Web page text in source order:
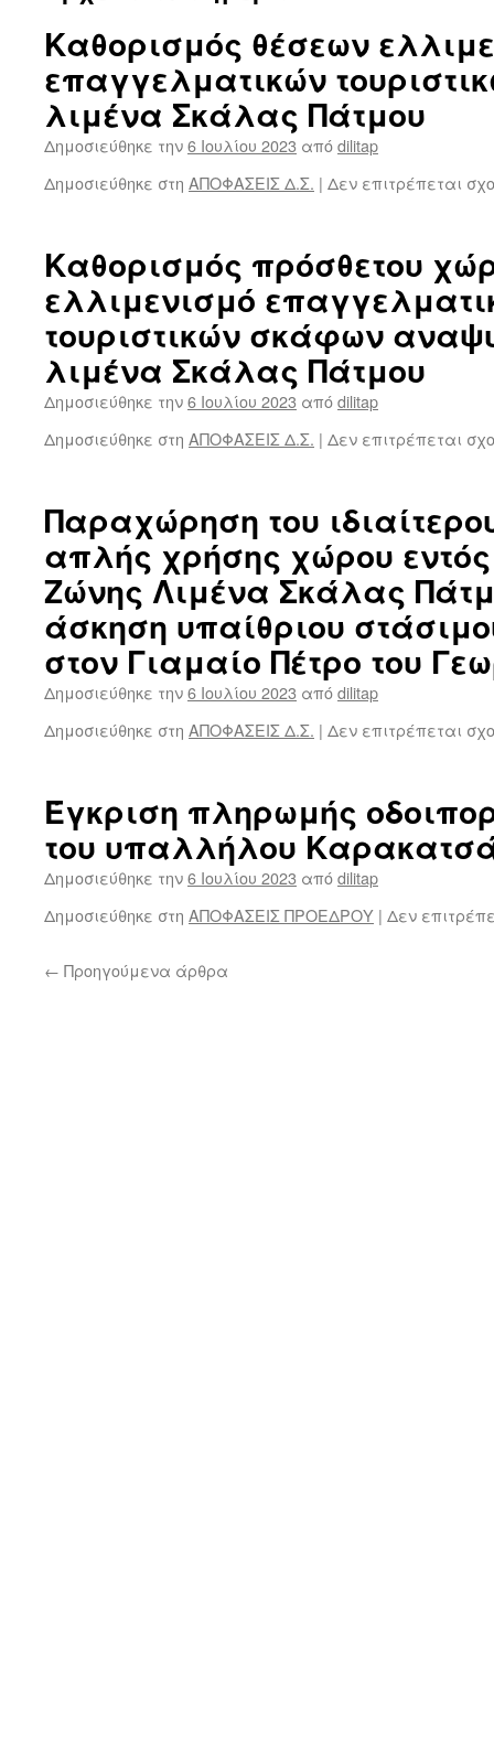
Καθορισμός θέσεων
επαγγελματικών
λιμένα Σκάλας Πάτμου
Δημοσιεύθηκε την6 Ιουλίου 2023 απόdilitap
Δημοσιεύθηκε στη ΑΠΟΦΑΣΕΙΣ Δ.Σ. | Δεν επιτρέπεται
Καθορισμός πρόσθετου
ελλιμενισμό
τουριστικών σκάφων
λιμένα Σκάλας Πάτμου
Δημοσιεύθηκε την6 Ιουλίου 2023 απόdilitap
Δημοσιεύθηκε στη ΑΠΟΦΑΣΕΙΣ Δ.Σ. | Δεν επιτρέπεται
Παραχώρηση του
απλής χρήσης χώρου
Ζώνης Λιμένα Σκάλας
άσκηση υπαίθριου
στον Γιαμαίο Πέτρο του
Δημοσιεύθηκε την6 Ιουλίου 2023 απόdilitap
Δημοσιεύθηκε στη ΑΠΟΦΑΣΕΙΣ Δ.Σ. | Δεν επιτρέπεται
Έγκριση πληρωμής
του υπαλλήλου
Δημοσιεύθηκε την6 Ιουλίου 2023 απόdilitap
Δημοσιεύθηκε στη ΑΠΟΦΑΣΕΙΣ ΠΡΟΕΔΡΟΥ | Δεν
← Προηγούμενα άρθρα